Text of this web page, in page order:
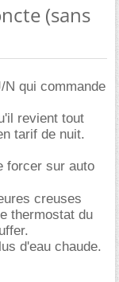
(sans
qui commande
revient tout
tarif de nuit.
forcer sur auto
creuses
thermostat du
d'eau chaude.